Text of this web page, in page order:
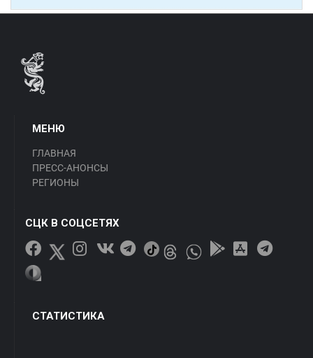
МЕНЮ
ГЛАВНАЯ
ПРЕСС-АНОНСЫ
РЕГИОНЫ
СЦК В СОЦСЕТЯХ
СТАТИСТИКА